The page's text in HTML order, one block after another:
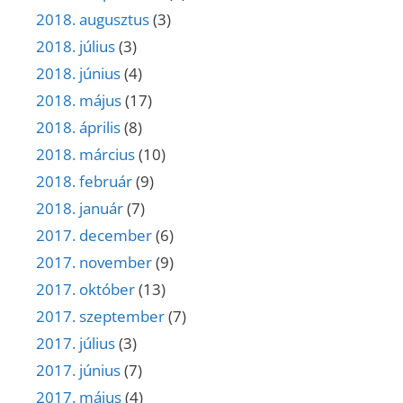
2018. augusztus(3)
2018. július(3)
2018. június(4)
2018. május(17)
2018. április(8)
2018. március(10)
2018. február(9)
2018. január(7)
2017. december(6)
2017. november(9)
2017. október(13)
2017. szeptember(7)
2017. július(3)
2017. június(7)
2017. május(4)